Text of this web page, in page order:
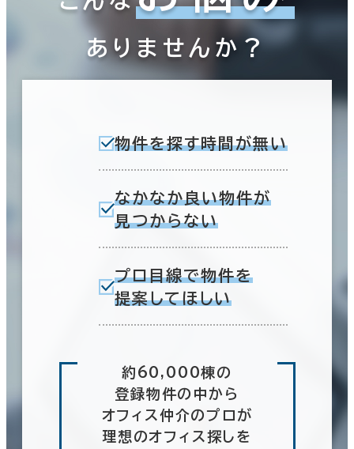
ありませんか？
物件を探す時間が無い
なかなか良い物件が
見つからない
プロ目線で物件を
提案してほしい
約60,000棟の
登録物件の中から
オフィス仲介のプロが
理想のオフィス探しを